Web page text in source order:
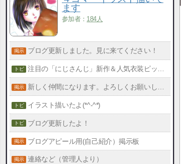
ます
参加者： 184人
ブログ更新しました。見に来てください！
注目の「にじさんじ」新作＆人気衣装ピックアップ！
新しく仲間になります。よろしくお願いします。
イラスト描いたよ(*^-^*)
ブログ更新したよ！
ブログアピール用(自己紹介）掲示板
連絡など（管理人より）